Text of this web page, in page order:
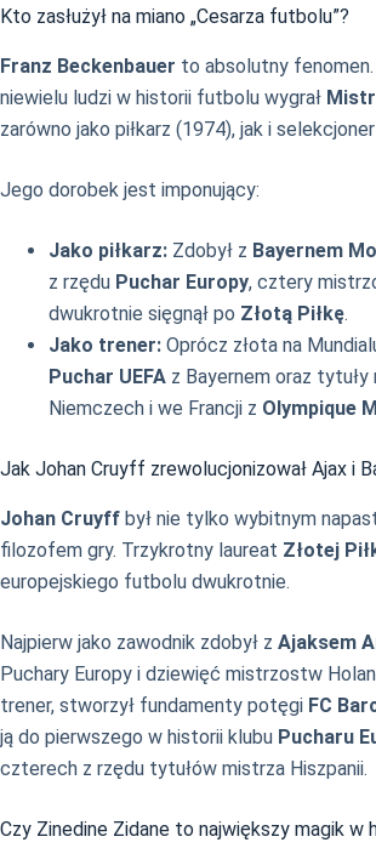
Kto zasłużył na miano „Cesarza futbolu”?
Franz Beckenbauer to absolutny
niewielu ludzi w historii futbolu wygrał
zarówno jako piłkarz (1974), jak i
Jego dorobek jest imponujący:
Jako piłkarz: Zdobył z Bayernem
z rzędu Puchar Europy, cztery
dwukrotnie sięgnął po Złotą Piłkę.
Jako trener: Oprócz złota na
Puchar UEFA z Bayernem oraz
Niemczech i we Francji z Olympique
Jak Johan Cruyff zrewolucjonizował Ajax i
Johan Cruyff był nie tylko wybitnym
filozofem gry. Trzykrotny laureat Złotej
europejskiego futbolu dwukrotnie.
Najpierw jako zawodnik zdobył z Ajaksem
Puchary Europy i dziewięć mistrzostw
trener, stworzył fundamenty potęgi FC
ją do pierwszego w historii klubu Pucharu
czterech z rzędu tytułów mistrza Hiszpanii.
Czy Zinedine Zidane to największy magik w